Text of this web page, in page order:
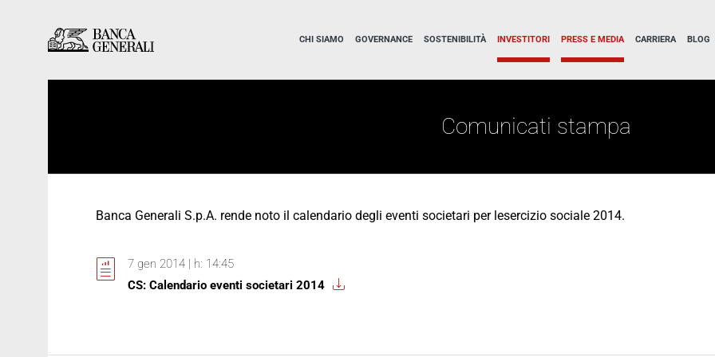
CHI SIAMO GOVERNANCE SOSTENIBILITÀ INVESTITORI PRESS E MEDIA CARRIERA BLOG
Comunicati stampa
Banca Generali S.p.A. rende noto il calendario degli eventi societari per lesercizio sociale 2014.
7 gen 2014 | h: 14:45
CS: Calendario eventi societari 2014